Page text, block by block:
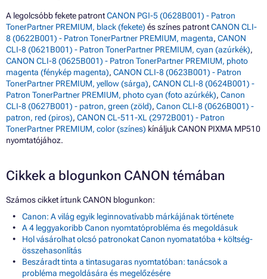
A legolcsóbb fekete patrontCANON PGI-5 (0628B001) - Patron
TonerPartner PREMIUM, black (fekete) és színes patrontCANON CLI-
8 (0622B001) - Patron TonerPartner PREMIUM, magenta, CANON
CLI-8 (0621B001) - Patron TonerPartner PREMIUM, cyan (azúrkék),
CANON CLI-8 (0625B001) - Patron TonerPartner PREMIUM, photo
magenta (fénykép magenta), CANON CLI-8 (0623B001) - Patron
TonerPartner PREMIUM, yellow (sárga), CANON CLI-8 (0624B001) -
Patron TonerPartner PREMIUM, photo cyan (foto azúrkék), Canon
CLI-8 (0627B001) - patron, green (zöld), Canon CLI-8 (0626B001) -
patron, red (piros), CANON CL-511-XL (2972B001) - Patron
TonerPartner PREMIUM, color (színes) kínáljuk CANON PIXMA MP510
nyomtatójához.
Cikkek a blogunkon CANON témában
Számos cikket írtunk CANON blogunkon:
Canon: A világ egyik leginnovatívabb márkájának története
A 4 leggyakoribb Canon nyomtatóprobléma és megoldásuk
Hol vásárolhat olcsó patronokat Canon nyomatatóba + költség-
összehasonlítás
Beszáradt tinta a tintasugaras nyomtatóban: tanácsok a
probléma megoldására és megelőzésére